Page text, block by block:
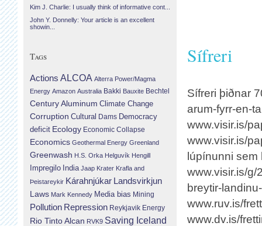
Sífreri
Sífreri þiðnar
arum-fyrr-en-
www.visir.is/
www.visir.is/
lúpínunni
www.visir.is/
breytir-
www.ruv.is/
www.dv.is/
Kim J. Charlie: I usually think of informative cont...
John Y. Donnelly: Your article is an excellent
showin...
Tags
Actions ALCOA Alterra Power/Magma
Energy Amazon Australia Bakki Bauxite Bechtel
Century Aluminum Climate Change
Corruption Cultural Dams Democracy
deficit Ecology Economic Collapse
Economics Geothermal Energy Greenland
Greenwash H.S. Orka Helguvík Hengill
Impregilo India Jaap Krater Krafla and
Þeistareykir Kárahnjúkar Landsvirkjun
Laws Mark Kennedy Media bias Mining
Pollution Repression Reykjavik Energy
Rio Tinto Alcan RVK9 Saving Iceland